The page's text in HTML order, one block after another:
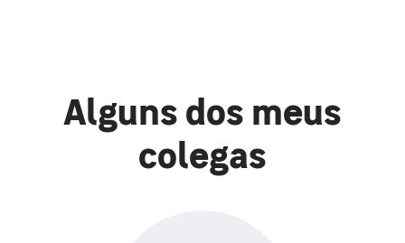
Alguns dos meus
colegas